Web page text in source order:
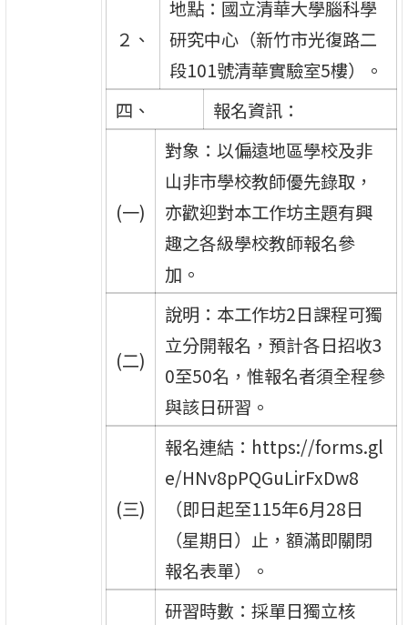
２、
地點：國立清華大學腦科學
研究中心（新竹市光復路二
段101號清華實驗室5樓）。
四、
報名資訊：
(一)
對象：以偏遠地區學校及非
山非市學校教師優先錄取，
亦歡迎對本工作坊主題有興
趣之各級學校教師報名參
加。
(二)
說明：本工作坊2日課程可獨
立分開報名，預計各日招收3
0至50名，惟報名者須全程參
與該日研習。
(三)
報名連結：https://forms.gl
e/HNv8pPQGuLirFxDw8
（即日起至115年6月28日
（星期日）止，額滿即關閉
報名表單）。
研習時數：採單日獨立核